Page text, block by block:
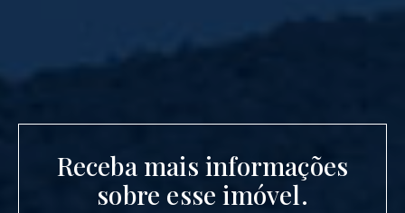
Receba mais informações
sobre esse imóvel.